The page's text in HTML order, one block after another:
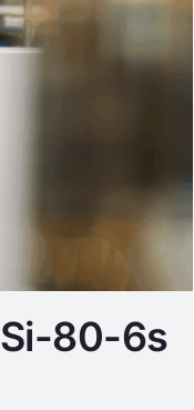
80-6s